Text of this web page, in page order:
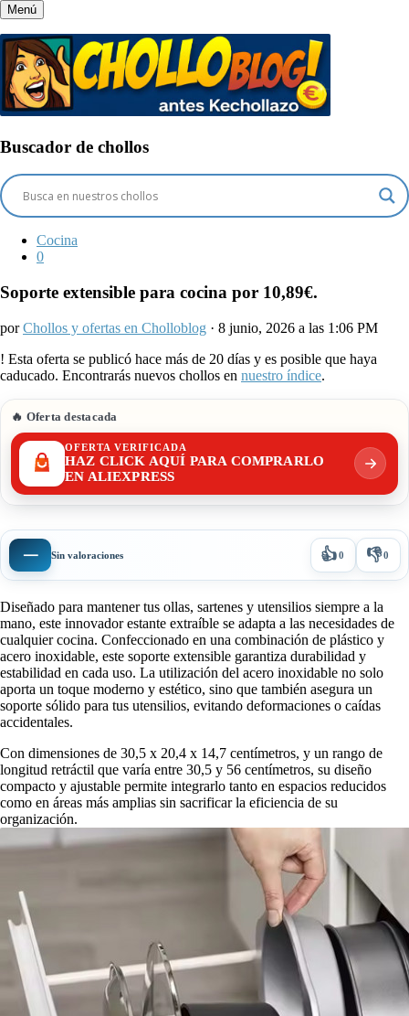
Menú
Buscador de chollos
Cocina
0
Soporte extensible para cocina por 10,89€.
porChollos y ofertas en Cholloblog · 8 junio, 2026 a las 1:06 PM
! Esta oferta se publicó hace más de 20 días y es posible que haya
caducado. Encontrarás nuevos chollos en nuestro índice.
🔥 Oferta destacada
OFERTA VERIFICADA
HAZ CLICK AQUÍ PARA COMPRARLO
EN ALIEXPRESS
— Sin valoraciones 👍0 👎0
Diseñado para mantener tus ollas, sartenes y utensilios siempre a la
mano, este innovador estante extraíble se adapta a las necesidades de
cualquier cocina. Confeccionado en una combinación de plástico y
acero inoxidable, este soporte extensible garantiza durabilidad y
estabilidad en cada uso. La utilización del acero inoxidable no solo
aporta un toque moderno y estético, sino que también asegura un
soporte sólido para tus utensilios, evitando deformaciones o caídas
accidentales.
Con dimensiones de 30,5 x 20,4 x 14,7 centímetros, y un rango de
longitud retráctil que varía entre 30,5 y 56 centímetros, su diseño
compacto y ajustable permite integrarlo tanto en espacios reducidos
como en áreas más amplias sin sacrificar la eficiencia de su
organización.